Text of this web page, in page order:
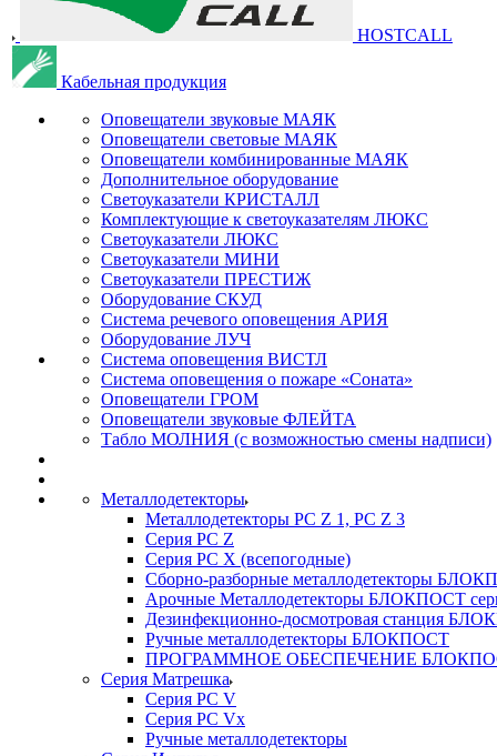
HOSTCALL
Кабельная продукция
Оповещатели звуковые МАЯК
Оповещатели световые МАЯК
Оповещатели комбинированные МАЯК
Дополнительное оборудование
Светоуказатели КРИСТАЛЛ
Комплектующие к светоуказателям ЛЮКС
Светоуказатели ЛЮКС
Светоуказатели МИНИ
Светоуказатели ПРЕСТИЖ
Оборудование СКУД
Система речевого оповещения АРИЯ
Оборудование ЛУЧ
Система оповещения ВИСТЛ
Система оповещения о пожаре «Соната»
Оповещатели ГРОМ
Оповещатели звуковые ФЛЕЙТА
Табло МОЛНИЯ (с возможностью смены надписи)
Металлодетекторы
Металлодетекторы РС Z 1, PC Z 3
Серия РС Z
Серия РС X (всепогодные)
Сборно-разборные металлодетекторы
Арочные Металлодетекторы БЛОКПОСТ
Дезинфекционно-досмотровая станция
Ручные металлодетекторы БЛОКПОСТ
ПРОГРАММНОЕ ОБЕСПЕЧЕНИЕ
Серия Матрешка
Серия PC V
Серия PC Vx
Ручные металлодетекторы